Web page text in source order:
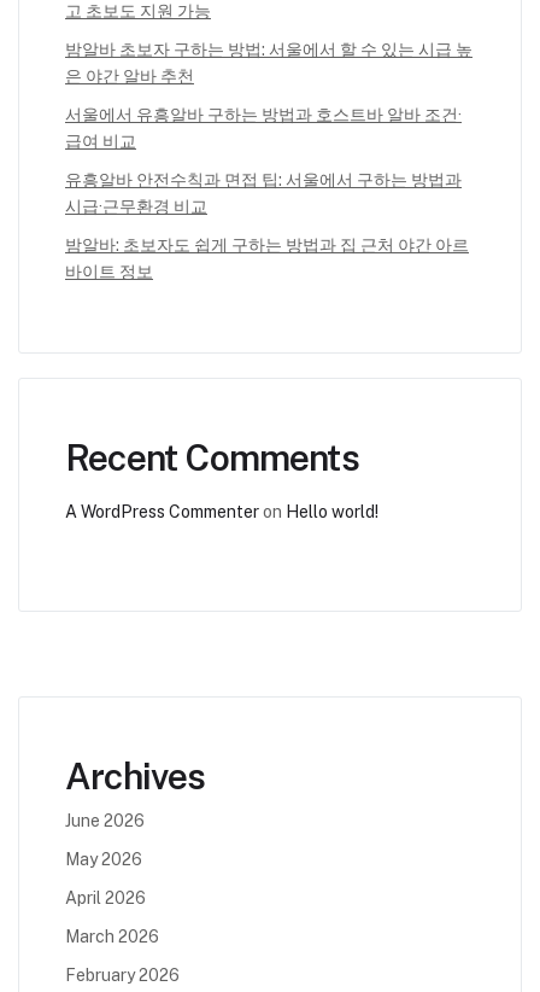
고 초보도 지원 가능
밤알바 초보자 구하는 방법: 서울에서 할 수 있는 시급 높
은 야간 알바 추천
서울에서 유흥알바 구하는 방법과 호스트바 알바 조건·
급여 비교
유흥알바 안전수칙과 면접 팁: 서울에서 구하는 방법과
시급·근무환경 비교
밤알바: 초보자도 쉽게 구하는 방법과 집 근처 야간 아르
바이트 정보
Recent Comments
A WordPress Commenteron Hello world!
Archives
June 2026
May 2026
April 2026
March 2026
February 2026